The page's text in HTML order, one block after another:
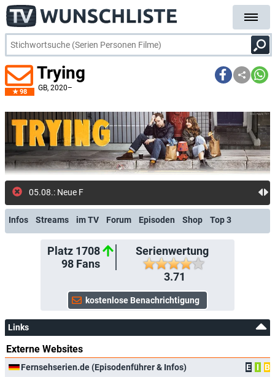
98
Trying
GB, 2020–
05.08.: Neue Folge: Ha
Infos Streams im TV Forum Episoden Shop Top 3
Platz 1708
98Fans
Serienwertung
3.71
Links
Externe Websites
Fernsehserien.de (Episodenführer & Infos) E I
B